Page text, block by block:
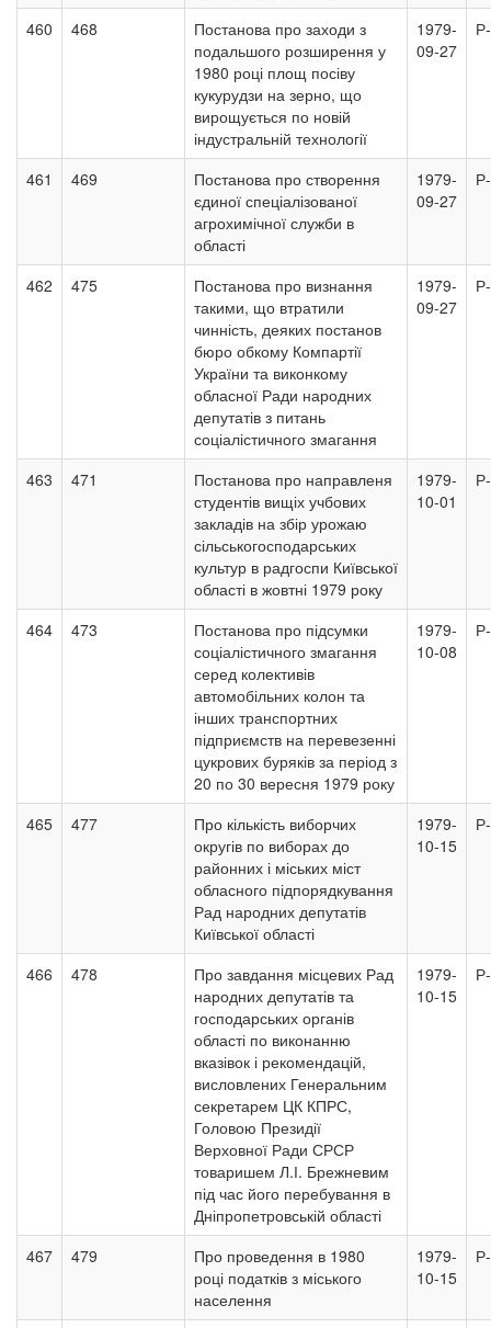
460 468
Постанова про заходи з
подальшого розширення у
1980 році площ посіву
кукурудзи на зерно, що
вирощується по новій
індустральній технології
1979-
09-27
461 469
Постанова про створення
єдиної спеціалізованої
агрохимічної служби в
області
1979-
09-27
462 475
Постанова про визнання
такими, що втратили
чинність, деяких постанов
бюро обкому Компартії
України та виконкому
обласної Ради народних
депутатів з питань
соціалістичного змагання
1979-
09-27
463 471
Постанова про направленя
студентів вищіх учбових
закладів на збір урожаю
сільськогосподарських
культур в радгоспи Київської
області в жовтні 1979 року
1979-
10-01
464 473
Постанова про підсумки
соціалістичного змагання
серед колективів
автомобільних колон та
інших транспортних
підприємств на перевезенні
цукрових буряків за період з
20 по 30 вересня 1979 року
1979-
10-08
465 477
Про кількість виборчих
округів по виборах до
районних і міських міст
обласного підпорядкування
Рад народних депутатів
Київської області
1979-
10-15
466 478
Про завдання місцевих Рад
народних депутатів та
господарських органів
області по виконанню
вказівок і рекомендацій,
висловлених Генеральним
секретарем ЦК КПРС,
Головою Президії
Верховної Ради СРСР
товаришем Л.І. Брежневим
під час його перебування в
Дніпропетровській області
1979-
10-15
467 479
Про проведення в 1980
році податків з міського
населення
1979-
10-15